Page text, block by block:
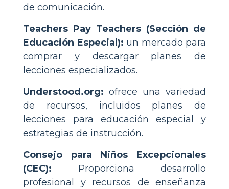
de comunicación.
Teachers Pay Teachers (Sección de
Educación Especial): un mercado para
comprar y descargar planes de
lecciones especializados.
Understood.org: ofrece una variedad
de recursos, incluidos planes de
lecciones para educación especial y
estrategias de instrucción.
Consejo para Niños Excepcionales
(CEC): Proporciona desarrollo
profesional y recursos de enseñanza